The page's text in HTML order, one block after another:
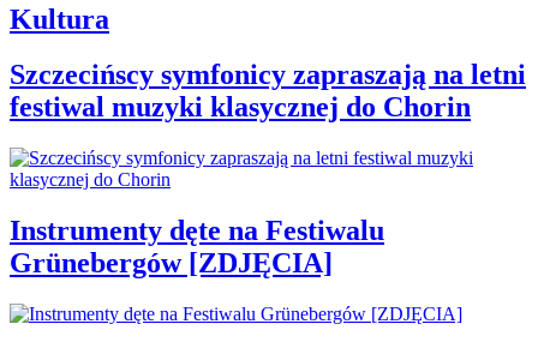
Kultura
Szczecińscy symfonicy zapraszają na letni
festiwal muzyki klasycznej do Chorin
Instrumenty dęte na Festiwalu
Grünebergów [ZDJĘCIA]